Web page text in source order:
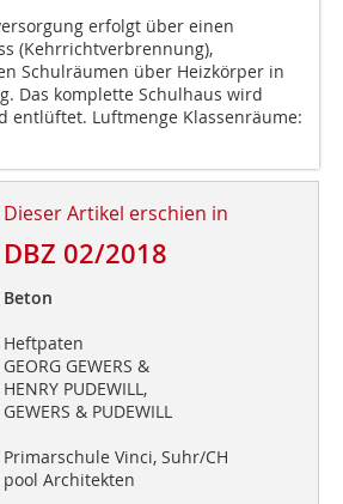
erfolgt über einen
(Kehrrichtverbrennung),
Schulräumen über Heizkörper in
Das komplette Schulhaus wird
entlüftet. Luftmenge Klassenräume:
Dieser Artikel erschien in
DBZ 02/2018
Beton
Heftpaten
GEORG GEWERS &
HENRY PUDEWILL,
GEWERS & PUDEWILL
Primarschule Vinci, Suhr/CH
pool Architekten